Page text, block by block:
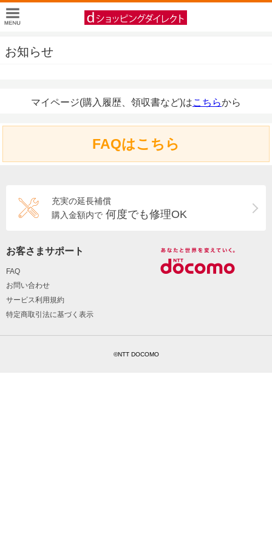
お知らせ
マイページ(購入履歴、領収書など)はこちらから
FAQはこちら
充実の延長補償
購入金額内で 何度でも修理OK
お客さまサポート
FAQ
お問い合わせ
サービス利用規約
特定商取引法に基づく表示
©NTT DOCOMO